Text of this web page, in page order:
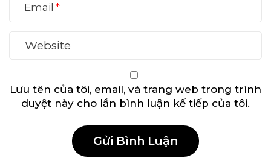
Email
Lưu tên của tôi, email, và trang web trong trình
duyệt này cho lần bình luận kế tiếp của tôi.